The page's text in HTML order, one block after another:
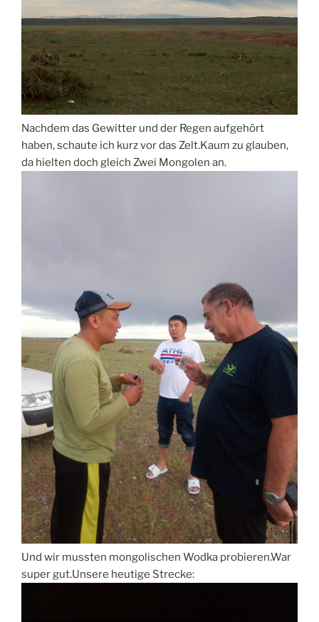
Nachdem das Gewitter und der Regen aufgehört
haben, schaute ich kurz vor das Zelt.Kaum zu glauben,
da hielten doch gleich Zwei Mongolen an.
Und wir mussten mongolischen Wodka probieren.War
super gut.Unsere heutige Strecke: